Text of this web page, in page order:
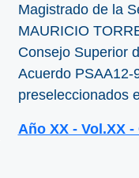
Magistrado de la
MAURICIO
Consejo Superior
Acuerdo PSAA12-
preseleccionados
Año XX - Vol.XX